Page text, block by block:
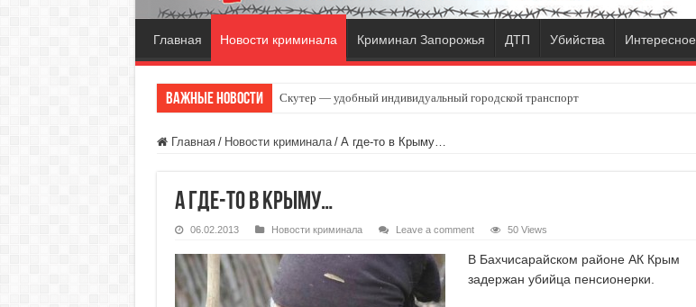
Главная Новости криминала Криминал Запорожья ДТП Убийства Интересное
Важные новости Скутер — удобный индивидуальный городской транспорт
Главная / Новости криминала / А где-то в Крыму…
А где-то в Крыму…
06.02.2013 Новости криминала Leave a comment 50 Views
В Бахчисарайском районе АК Крым
задержан убийца пенсионерки.